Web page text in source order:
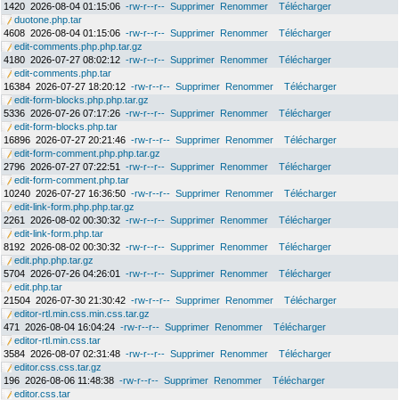
1420 2026-08-04 01:15:06 -rw-r--r-- Supprimer Renommer
Télécharger
duotone.php.tar
4608 2026-08-04 01:15:06 -rw-r--r-- Supprimer Renommer
Télécharger
edit-comments.php.php.tar.gz
4180 2026-07-27 08:02:12 -rw-r--r-- Supprimer Renommer
Télécharger
edit-comments.php.tar
16384 2026-07-27 18:20:12 -rw-r--r-- Supprimer Renommer
Télécharger
edit-form-blocks.php.php.tar.gz
5336 2026-07-26 07:17:26 -rw-r--r-- Supprimer Renommer
Télécharger
edit-form-blocks.php.tar
16896 2026-07-27 20:21:46 -rw-r--r-- Supprimer Renommer
Télécharger
edit-form-comment.php.php.tar.gz
2796 2026-07-27 07:22:51 -rw-r--r-- Supprimer Renommer
Télécharger
edit-form-comment.php.tar
10240 2026-07-27 16:36:50 -rw-r--r-- Supprimer Renommer
Télécharger
edit-link-form.php.php.tar.gz
2261
2026-08-02 00:30:32 -rw-r--r-- Supprimer Renommer
Télécharger
edit-link-form.php.tar
8192 2026-08-02 00:30:32 -rw-r--r-- Supprimer Renommer
Télécharger
edit.php.php.tar.gz
5704 2026-07-26 04:26:01 -rw-r--r-- Supprimer Renommer
Télécharger
edit.php.tar
21504 2026-07-30 21:30:42 -rw-r--r-- Supprimer Renommer
Télécharger
editor-rtl.min.css.min.css.tar.gz
471
2026-08-04 16:04:24 -rw-r--r-- Supprimer Renommer
Télécharger
editor-rtl.min.css.tar
3584 2026-08-07 02:31:48 -rw-r--r-- Supprimer Renommer
Télécharger
editor.css.css.tar.gz
196 2026-08-06 11:48:38 -rw-r--r-- Supprimer Renommer
Télécharger
editor.css.tar